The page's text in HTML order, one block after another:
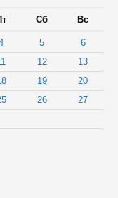
Сб Вс
5
6
12
13
19
20
26
27